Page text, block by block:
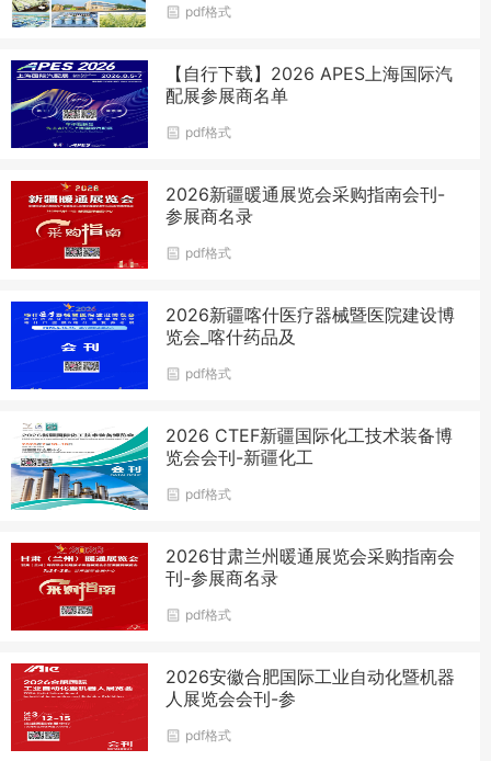
pdf格式
【自行下载】2026 APES上海国际汽
配展参展商名单
pdf格式
2026新疆暖通展览会采购指南会刊-
参展商名录
pdf格式
2026新疆喀什医疗器械暨医院建设博
览会_喀什药品及
pdf格式
2026 CTEF新疆国际化工技术装备博
览会会刊-新疆化工
pdf格式
2026甘肃兰州暖通展览会采购指南会
刊-参展商名录
pdf格式
2026安徽合肥国际工业自动化暨机器
人展览会会刊-参
pdf格式